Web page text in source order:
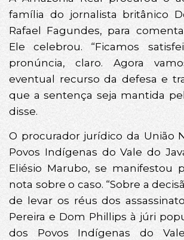
família do jornalista britânico
Rafael Fagundes, para
Ele celebrou. “Ficamos
pronúncia, claro. Agora
eventual recurso da defesa e
que a sentença seja mantida
disse.
O procurador jurídico da União
Povos Indígenas do Vale do
Eliésio Marubo, se manifestou
nota sobre o caso. “Sobre a
de levar os réus dos
Pereira e Dom Phillips à júri
dos Povos Indígenas do